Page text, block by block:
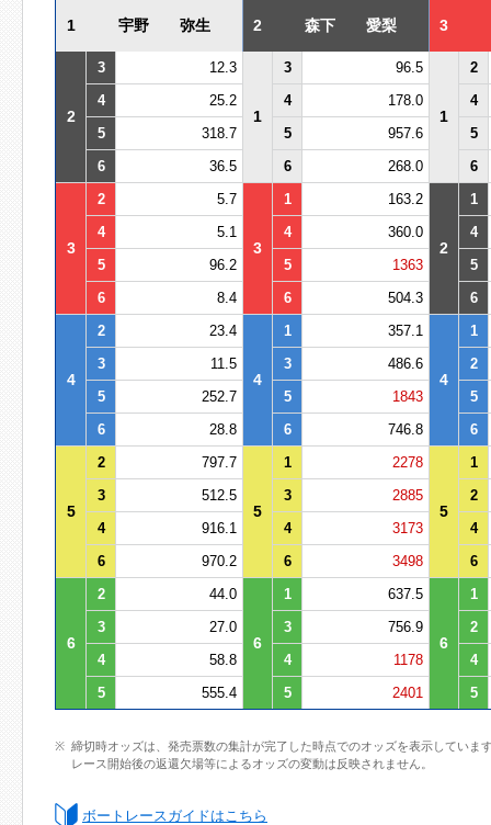
1 宇野 弥生 2 森下 愛梨 3
2
3 12.3
1
3 96.5
1
2
4
25.2 4 178.0
4
5
318.7 5 957.6
5
6
36.5 6 268.0 6
3
2 5.7
3
1 163.2
2
1
4
5.1 4 360.0
4
5
96.2 5 1363
5
6
8.4 6 504.3 6
4
2 23.4
4
1 357.1
4
1
3
11.5 3 486.6
2
5
252.7 5 1843
5
6
28.8 6 746.8 6
5
2 797.7
5
1 2278
5
1
3
512.5 3 2885
2
4
916.1 4 3173
4
6
970.2 6 3498 6
6
2 44.0
6
1 637.5
6
1
3
27.0 3 756.9
2
4
58.8 4 1178
4
5
555.4 5 2401 5
締切時オッズは、発売票数の集計が完了した時点でのオッズを表示していま
レース開始後の返還欠場等によるオッズの変動は反映されません。
ボートレースガイドはこちら